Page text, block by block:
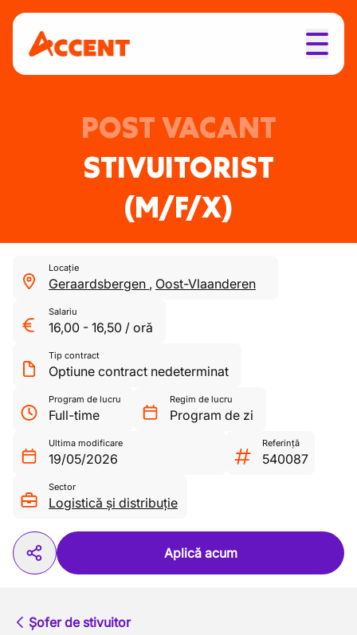
POST VACANT
STIVUITORIST
(M/F/X)
Locație
Geraardsbergen , Oost-Vlaanderen
Salariu
16,00 - 16,50 / oră
Tip contract
Optiune contract nedeterminat
Program de lucru
Full-time
Regim de lucru
Program de zi
Ultima modificare
19/05/2026
Referință
540087
Sector
Logistică și distribuție
Aplică acum
Șofer de stivuitor